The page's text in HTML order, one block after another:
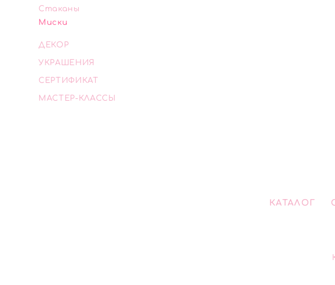
Стаканы
Миски
ДЕКОР
УКРАШЕНИЯ
СЕРТИФИКАТ
МАСТЕР-КЛАССЫ
КАТАЛОГ